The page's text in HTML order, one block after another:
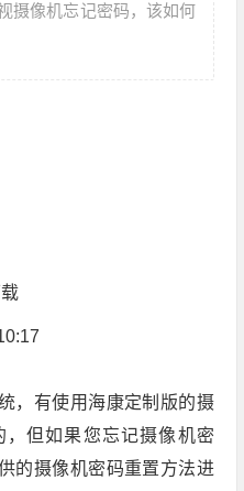
摄像机忘记密码，该如何
，有使用海康定制版的摄
但如果您忘记摄像机密
的摄像机密码重置方法进